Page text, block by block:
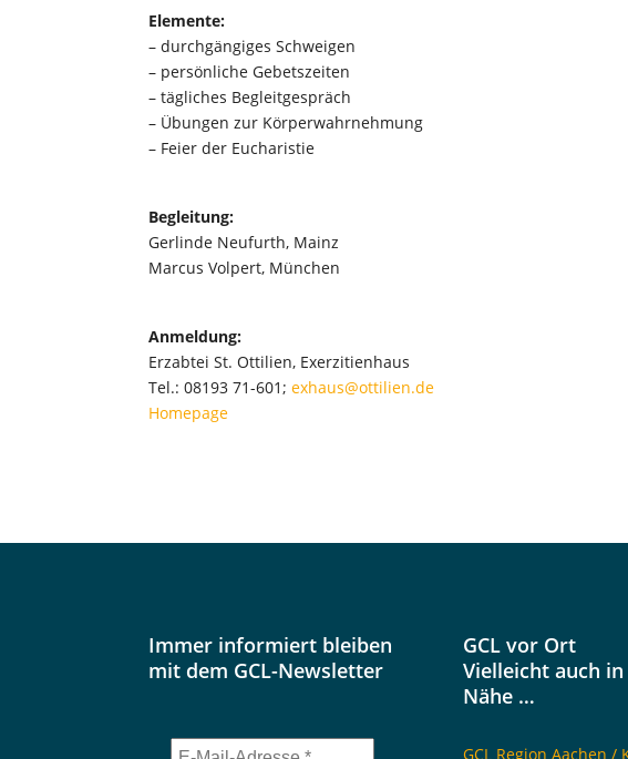
Elemente:
– durchgängiges Schweigen
– persönliche Gebetszeiten
– tägliches Begleitgespräch
– Übungen zur Körperwahrnehmung
– Feier der Eucharistie
Begleitung:
Gerlinde Neufurth, Mainz
Marcus Volpert, München
Anmeldung:
Erzabtei St. Ottilien, Exerzitienhaus
Tel.: 08193 71-601;exhaus@ottilien.de
Homepage
Immer informiert bleiben
mit dem GCL-Newsletter
GCL vor Ort
Vielleicht auch
Nähe …
GCL Region Aachen /